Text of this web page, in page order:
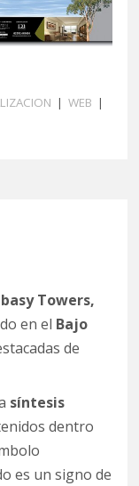
| WEB |
Towers,
en el Bajo
de
síntesis
dentro
es un signo de